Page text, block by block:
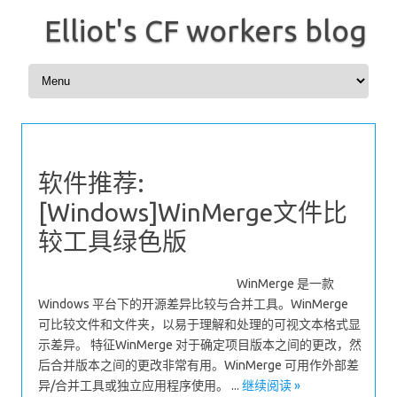
Elliot's CF workers blog
Skip to content
软件推荐:
[Windows]WinMerge文件比
较工具绿色版
WinMerge 是一款
Windows 平台下的开源差异比较与合并工具。WinMerge
可比较文件和文件夹，以易于理解和处理的可视文本格式显
示差异。 特征WinMerge 对于确定项目版本之间的更改，然
后合并版本之间的更改非常有用。WinMerge 可用作外部差
异/合并工具或独立应用程序使用。 ... 继续阅读 »